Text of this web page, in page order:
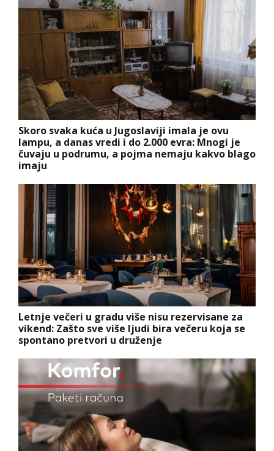
Skoro svaka kuća u Jugoslaviji imala je ovu
lampu, a danas vredi i do 2.000 evra: Mnogi je
čuvaju u podrumu, a pojma nemaju kakvo blago
imaju
Letnje večeri u gradu više nisu rezervisane za
vikend: Zašto sve više ljudi bira večeru koja se
spontano pretvori u druženje